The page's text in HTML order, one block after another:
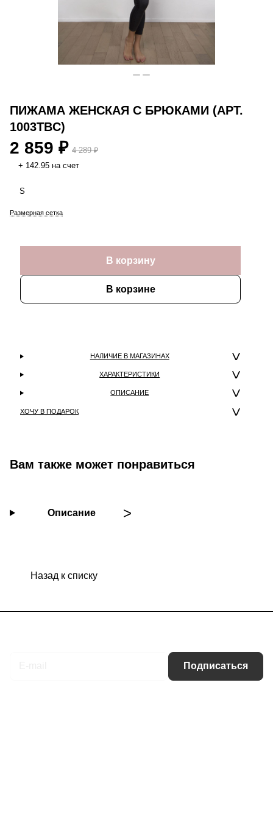
ПИЖАМА ЖЕНСКАЯ С БРЮКАМИ (АРТ.
1003TBC)
2 859 ₽ 4 289 ₽
+ 142.95 на счет
S
Размерная сетка
В корзину
В корзине
НАЛИЧИЕ В МАГАЗИНАХ
ХАРАКТЕРИСТИКИ
ОПИСАНИЕ
ХОЧУ В ПОДАРОК
Вам также может понравиться
Описание
Назад к списку
Подписаться